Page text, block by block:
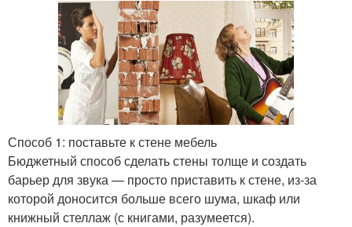
Способ 1: поставьте к стене мебель
Бюджетный способ сделать стены толще и создать
барьер для звука — просто приставить к стене, из-за
которой доносится больше всего шума, шкаф или
книжный стеллаж (с книгами, разумеется).